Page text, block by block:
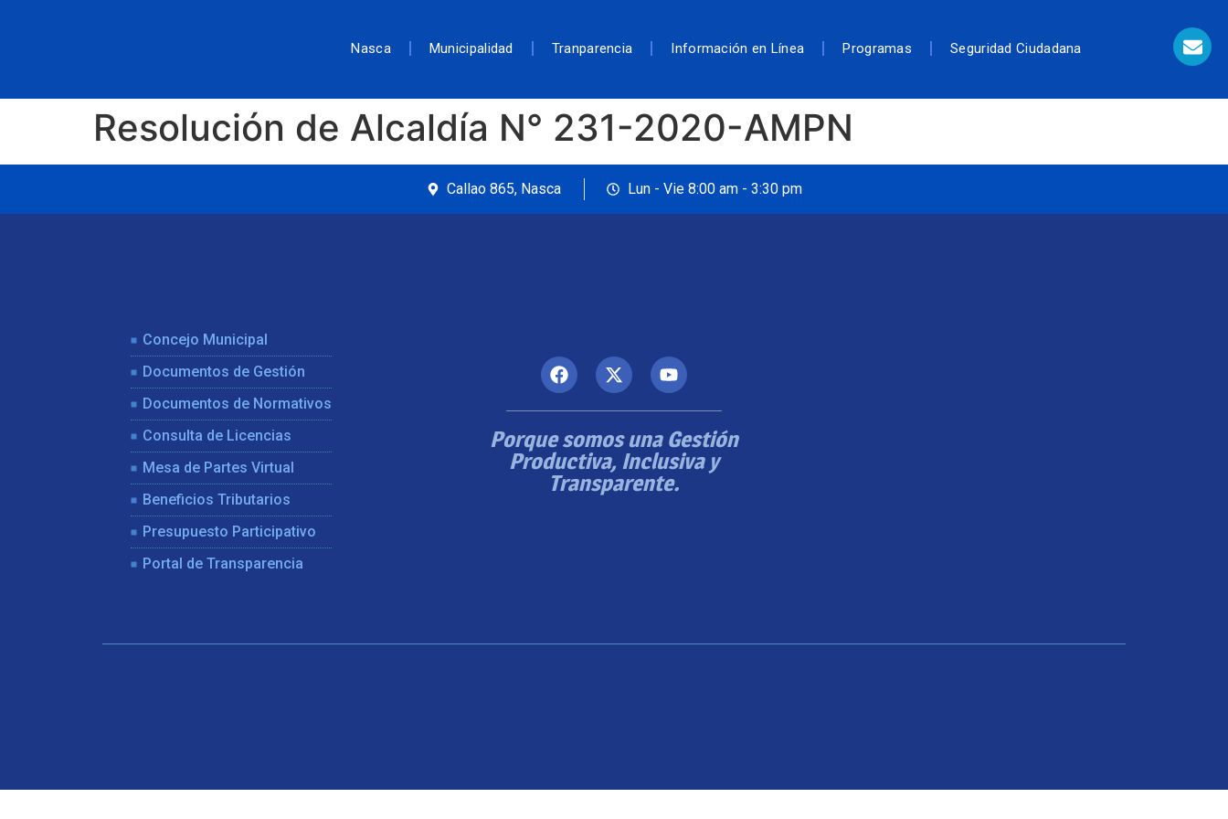
Nasca Municipalidad Tranparencia Información en Línea Programas Seguridad Ciudadana
Resolución de Alcaldía N° 231-2020-AMPN
Callao 865, Nasca Lun - Vie 8:00 am - 3:30 pm
Concejo Municipal
Documentos de Gestión
Documentos de Normativos
Consulta de Licencias
Mesa de Partes Virtual
Beneficios Tributarios
Presupuesto Participativo
Portal de Transparencia
Porque somos una Gestión
Productiva, Inclusiva y
Transparente.